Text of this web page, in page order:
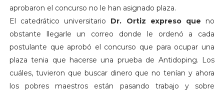
aprobaron el concurso no le han asignado plaza.
El catedrático universitario Dr. Ortiz expreso que no
obstante llegarle un correo donde le ordenó a cada
postulante que aprobó el concurso que para ocupar una
plaza tenia que hacerse una prueba de Antidoping. Los
cuáles, tuvieron que buscar dinero que no tenían y ahora
los pobres maestros están pasando trabajo y sobre